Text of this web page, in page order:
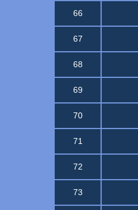
66
67
68
69
70
71
72
73